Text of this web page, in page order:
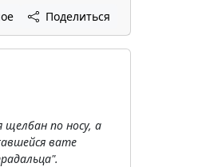
Поделиться
щелбан по носу, а
вате